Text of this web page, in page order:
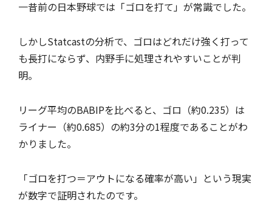
一昔前の日本野球では「ゴロを打て」が常識でした。
しかしStatcastの分析で、ゴロはどれだけ強く打って
も長打にならず、内野手に処理されやすいことが判
明。
リーグ平均のBABIPを比べると、ゴロ（約0.235）は
ライナー（約0.685）の約3分の1程度であることがわ
かりました。
「ゴロを打つ＝アウトになる確率が高い」という現実
が数字で証明されたのです。